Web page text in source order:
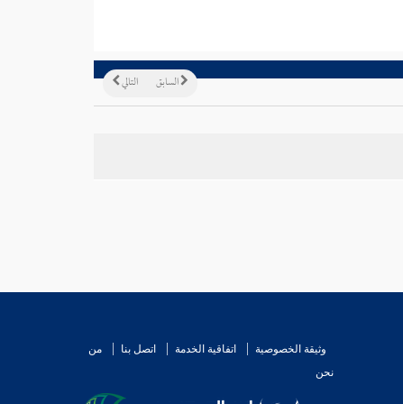
التالي السابق
وثيقة الخصوصية اتفاقية الخدمة اتصل بنا
من
نحن